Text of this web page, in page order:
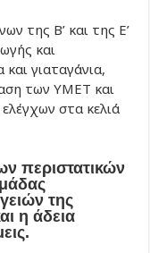
της Β’ και της Ε’
και
γιαταγάνια,
των ΥΜΕΤ και
στα κελιά
περιστατικών
της
η άδεια